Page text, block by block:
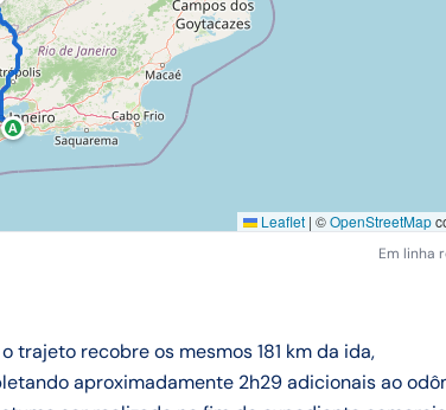
A
Leaflet | ©OpenStreetMap
Em linha
trajeto recobre os mesmos 181 km da ida,
aproximadamente 2h29 adicionais ao